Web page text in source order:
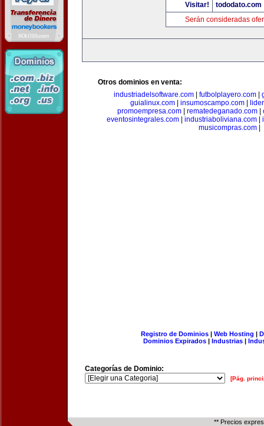
Visitar!
tododato.com
Serán consideradas
Otros dominios en venta:
industriadelsoftware.com| futbolplayero.com|
guialinux.com
insumoscampo.com
promoempresa.com| rematedeganado.com|
eventosintegrales.com| industriaboliviana.com|
musicompras.com|
Registro de Dominios| Web Hosting |
Dominios Expirados | Industrias |
Categorías de Dominio:
[Pág.
** Precios